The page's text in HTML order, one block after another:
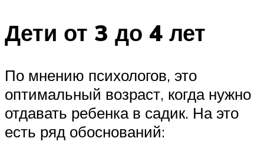
Дети от 3 до 4 лет
По мнению психологов, это
оптимальный возраст, когда нужно
отдавать ребенка в садик. На это
есть ряд обоснований: